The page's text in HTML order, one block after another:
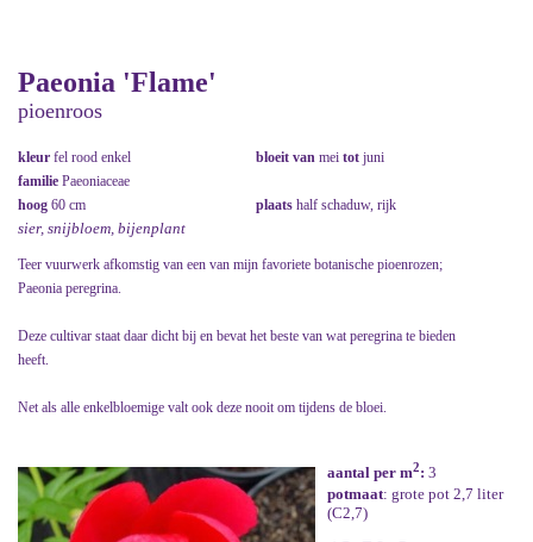
Paeonia 'Flame'
pioenroos
kleur fel rood enkel bloeit van mei tot juni
familie Paeoniaceae
hoog 60 cm plaats half schaduw, rijk
sier, snijbloem, bijenplant
Teer vuurwerk afkomstig van een van mijn favoriete botanische pioenrozen;
Paeonia peregrina.
Deze cultivar staat daar dicht bij en bevat het beste van wat peregrina te bieden
heeft.
Net als alle enkelbloemige valt ook deze nooit om tijdens de bloei.
aantal per m2: 3
potmaat: grote pot 2,7 liter
(C2,7)